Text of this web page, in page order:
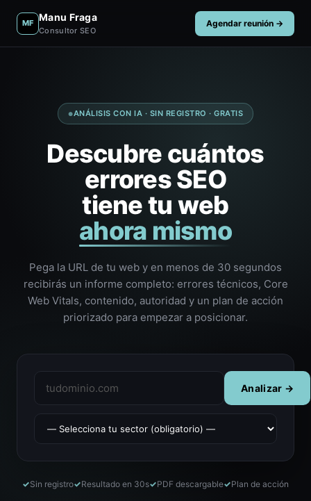
MF Manu Fraga
Consultor SEO
Agendar reunión →
ANÁLISIS CON IA · SIN REGISTRO · GRATIS
Descubre cuántos
errores SEO
tiene tu web
ahora mismo
Pega la URL de tu web y en menos de 30 segundos
recibirás un informe completo: errores técnicos, Core
Web Vitals, contenido, autoridad y un plan de acción
priorizado para empezar a posicionar.
Analizar →
Sin registro Resultado en 30s PDF descargable Plan de acción